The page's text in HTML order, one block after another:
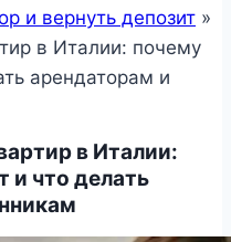
и вернуть депозит »
в Италии: почему
арендаторам и
в Италии:
и что делать